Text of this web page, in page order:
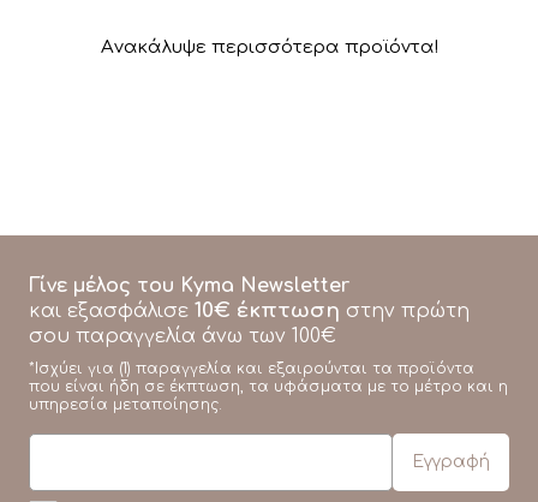
Aνακάλυψε περισσότερα προϊόντα!
Γίνε μέλος του Kyma Newsletter
και εξασφάλισε 10€ έκπτωση στην πρώτη
σου παραγγελία άνω των 100€
*Ισχύει για (1) παραγγελία και εξαιρούνται τα προϊόντα
που είναι ήδη σε έκπτωση, τα υφάσματα με το μέτρο και η
υπηρεσία μεταποίησης.